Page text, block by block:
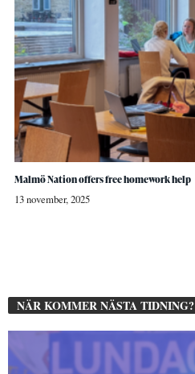
Malmö Nation offers free homework help
13 november, 2025
NÄR KOMMER NÄSTA TIDNING?